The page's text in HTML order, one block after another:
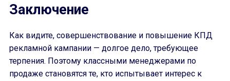
Заключение
Как видите, совершенствование и повышение КПД
рекламной кампании — долгое дело, требующее
терпения. Поэтому классными менеджерами по
продаже становятся те, кто испытывает интерес к